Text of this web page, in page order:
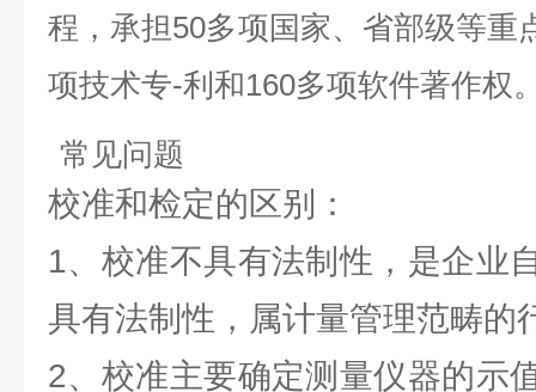
程，承担50多项国家、省部级等重
项技术专-利和160多项软件著作权
常见问题
校准和检定的区别：
1、校准不具有法制性，是企业
具有法制性，属计量管理范畴的
2、校准主要确定测量仪器的示